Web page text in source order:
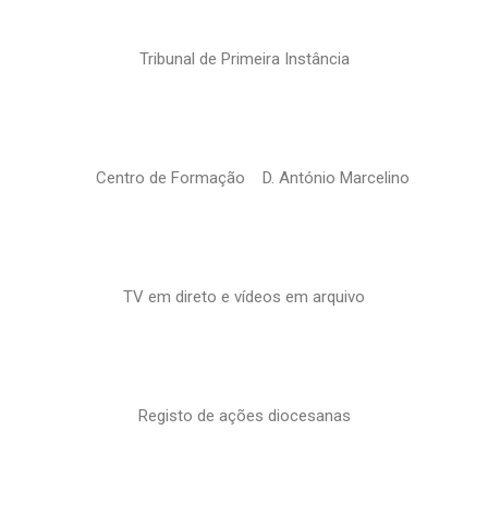
Tribunal de Primeira Instância
Centro de Formação D. António Marcelino
TV em direto e vídeos em arquivo
Registo de ações diocesanas